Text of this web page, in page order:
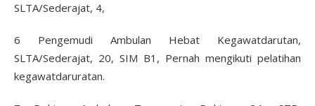
SLTA/Sederajat, 4,
6 Pengemudi Ambulan Hebat Kegawatdarutan,
SLTA/Sederajat, 20, SIM B1, Pernah mengikuti pelatihan
kegawatdaruratan.